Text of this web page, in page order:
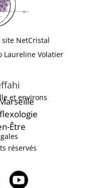
NetCristal
Laureline Volatier
et environs
Être
réservés